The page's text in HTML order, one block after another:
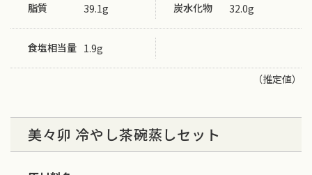
脂質 39.1g 炭水化物 32.0g
食塩相当量 1.9g
（推定値）
美々卯 冷やし茶碗蒸しセット